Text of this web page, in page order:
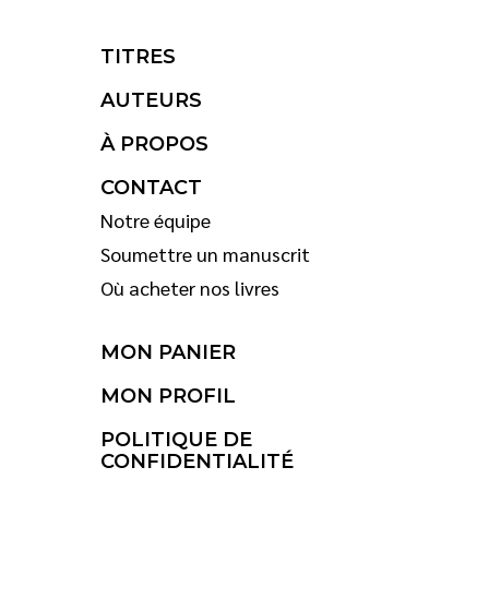
TITRES
AUTEURS
À PROPOS
CONTACT
Notre équipe
Soumettre un manuscrit
Où acheter nos livres
MON PANIER
MON PROFIL
POLITIQUE DE
CONFIDENTIALITÉ